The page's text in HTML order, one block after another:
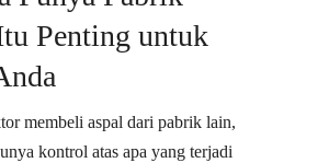
Penting untuk
membeli aspal dari pabrik lain,
kontrol atas apa yang terjadi